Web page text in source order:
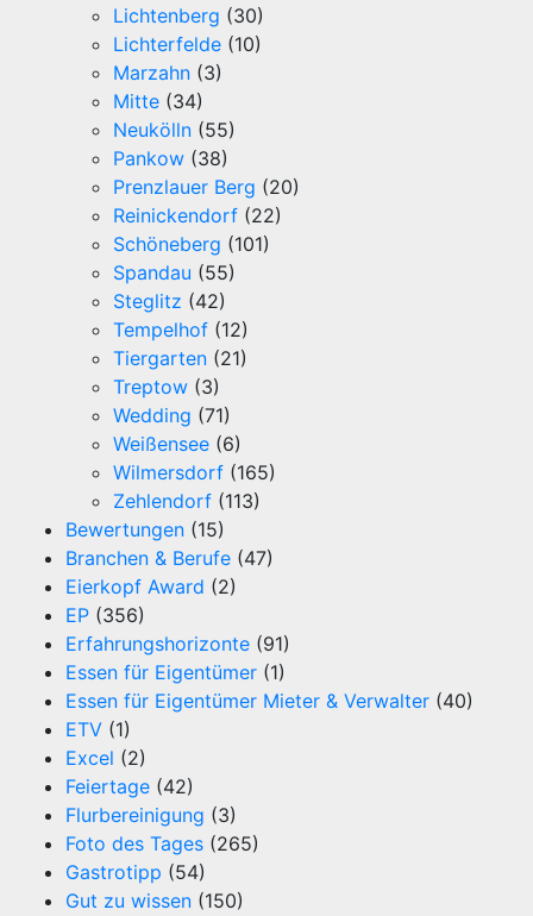
Lichtenberg (30)
Lichterfelde (10)
Marzahn (3)
Mitte (34)
Neukölln (55)
Pankow (38)
Prenzlauer Berg (20)
Reinickendorf (22)
Schöneberg (101)
Spandau (55)
Steglitz (42)
Tempelhof (12)
Tiergarten (21)
Treptow (3)
Wedding (71)
Weißensee (6)
Wilmersdorf (165)
Zehlendorf (113)
Bewertungen (15)
Branchen & Berufe (47)
Eierkopf Award (2)
EP (356)
Erfahrungshorizonte (91)
Essen für Eigentümer (1)
Essen für Eigentümer Mieter & Verwalter (40)
ETV (1)
Excel (2)
Feiertage (42)
Flurbereinigung (3)
Foto des Tages (265)
Gastrotipp (54)
Gut zu wissen (150)